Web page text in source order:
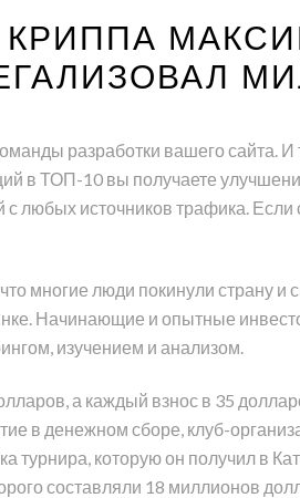
КРИППА
разработки вашего сайта.
ТОП-10 вы получаете
любых источников трафика.
многие люди покинули страну и
Начинающие и опытные
изучением и анализом.
а каждый взнос в 35
в денежном сборе, клуб-
турнира, которую он получил в
составляли 18 миллионов